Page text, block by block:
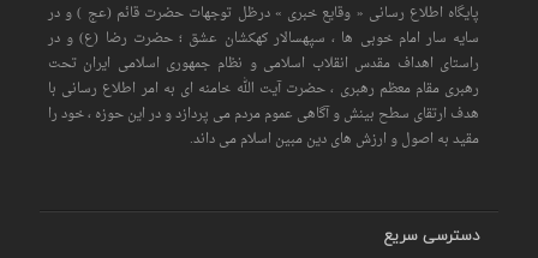
پایگاه اطلاع رسانی « وقایع خبری » درظل توجهات حضرت قائم (عج ) و در
سایه سار امام خوبی ها ، سپهسالار کهکشان عشق ؛ حضرت رضا (ع) و در
راستای اهداف مقدس انقلاب اسلامی و نظام جمهوری اسلامی ایران تحت
رهبری مقام معظم رهبری ، حضرت آیت الله خامنه ای به امر اطلاع رسانی با
هدف ارتقای سطح بینش و آگاهی عموم مردم می پردازد و در این حوزه ، خود را
مقید به اصول و ارزش های دین مبین اسلام می داند.
دسترسی سریع